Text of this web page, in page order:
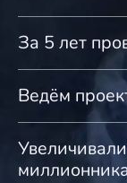
За 5 лет
Ведём